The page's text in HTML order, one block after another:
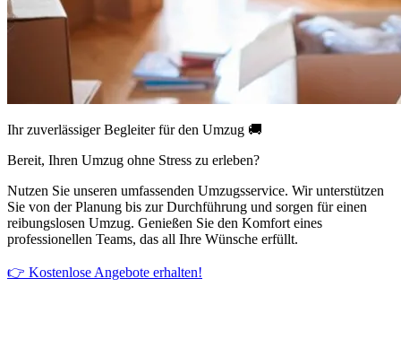
Ihr zuverlässiger Begleiter für den Umzug 🚚
Bereit, Ihren Umzug ohne Stress zu erleben?
Nutzen Sie unseren umfassenden Umzugsservice. Wir unterstützen
Sie von der Planung bis zur Durchführung und sorgen für einen
reibungslosen Umzug. Genießen Sie den Komfort eines
professionellen Teams, das all Ihre Wünsche erfüllt.
👉 Kostenlose Angebote erhalten!